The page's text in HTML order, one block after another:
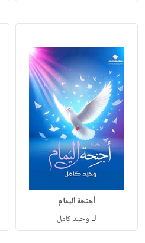
أجنحة اليمام
لـ وحيد كامل